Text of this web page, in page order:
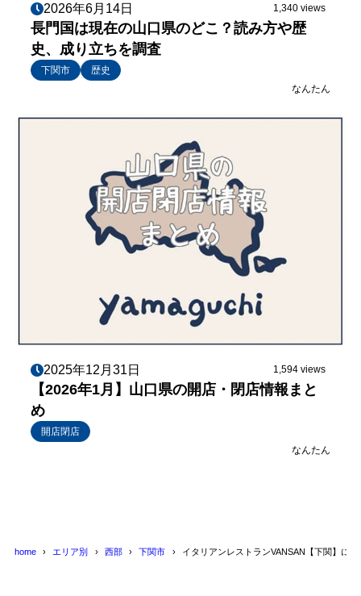
2026年6月14日 1,340 views
長門国は現在の山口県のどこ？読み方や歴
史、成り立ちを調査
下関市
歴史
なんたん
2025年12月31日 1,594 views
【2026年1月】山口県の開店・閉店情報まと
め
開店閉店
なんたん
home エリア別 西部 下関市 イタリアンレストランVANSAN【下関】に